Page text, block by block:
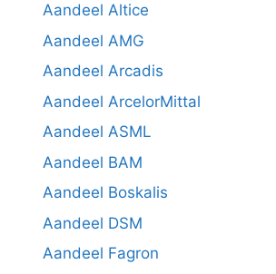
Aandeel Altice
Aandeel AMG
Aandeel Arcadis
Aandeel ArcelorMittal
Aandeel ASML
Aandeel BAM
Aandeel Boskalis
Aandeel DSM
Aandeel Fagron